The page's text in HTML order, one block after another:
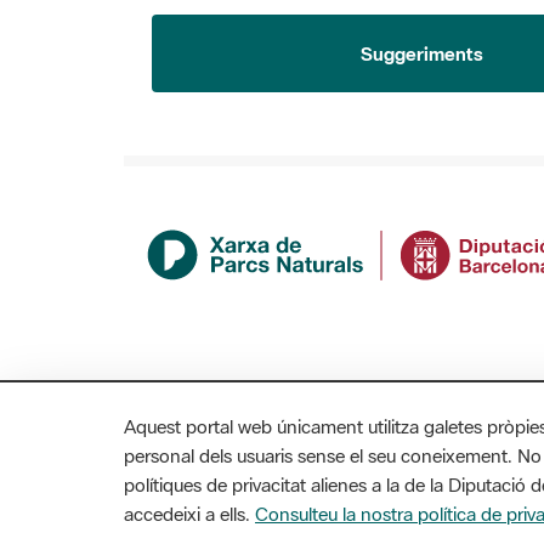
Suggeriments
Aquest portal web únicament utilitza galetes
personal dels usuaris sense el seu coneixement.
polítiques de privacitat alienes a la de la Diputació
accedeixi a ells. Consulteu la nostra política de